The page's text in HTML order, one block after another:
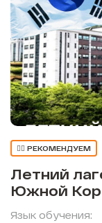
👍🏼 РЕКОМЕНДУЕМ
Летний
Южной
Язык обучения: